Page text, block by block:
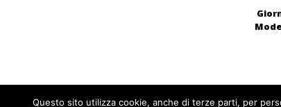
Questo sito utilizza cookie, anche di terze parti, per